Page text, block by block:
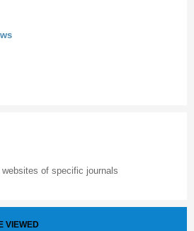
of specific journals
VIEWED